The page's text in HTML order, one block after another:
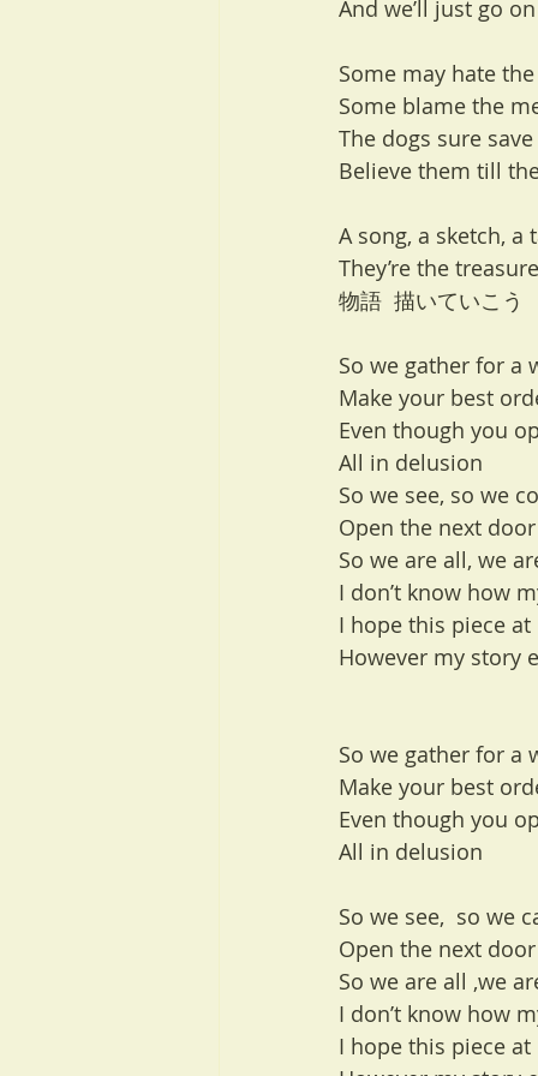
And we’ll just go on
Some may hate
Some blame the
The dogs sure
Believe them till
A song, a sketch, a
They’re the
物語  描いていこう
So we gather for
Make your best
Even though you
All in delusion
So we see, so we
Open the next door
So we are all, we
I don’t know how
I hope this piece
However my story
So we gather for
Make your best
Even though you
All in delusion
Open the next door
So we are all ,we
I don’t know how
I hope this piece